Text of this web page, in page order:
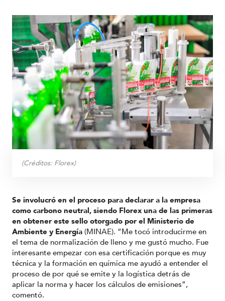
(Créditos: Florex)
Se involucró en el proceso para declarar a la empresa
como carbono neutral, siendo Florex una de las primeras
en obtener este sello otorgado por el Ministerio de
Ambiente y Energía (MINAE). “Me tocó introducirme en
el tema de normalización de lleno y me gustó mucho. Fue
interesante empezar con esa certificación porque es muy
técnica y la formación en química me ayudó a entender el
proceso de por qué se emite y la logística detrás de
aplicar la norma y hacer los cálculos de emisiones”,
comentó.